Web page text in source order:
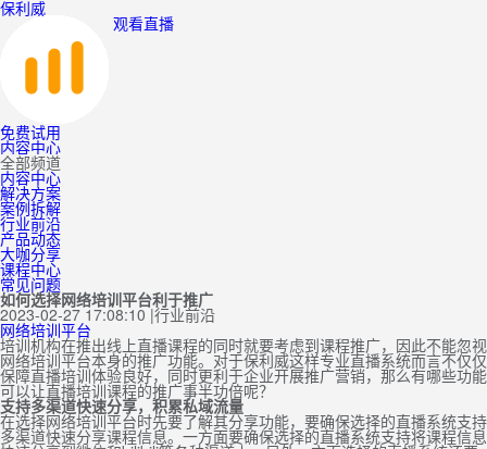
保利威
观看直播
免费试用
内容中心
全部频道
内容中心
解决方案
案例拆解
行业前沿
产品动态
大咖分享
课程中心
常见问题
如何选择网络培训平台利于推广
2023-02-27 17:08:10 |行业前沿
网络培训平台
培训机构在推出线上直播课程的同时就要考虑到课程推广，因此不能忽视
网络培训平台本身的推广功能。对于保利威这样专业直播系统而言不仅仅
保障直播培训体验良好，同时更利于企业开展推广营销，那么有哪些功能
可以让直播培训课程的推广事半功倍呢？
支持多渠道快速分享，积累私域流量
在选择网络培训平台时先要了解其分享功能，要确保选择的直播系统支持
多渠道快速分享课程信息。一方面要确保选择的直播系统支持将课程信息